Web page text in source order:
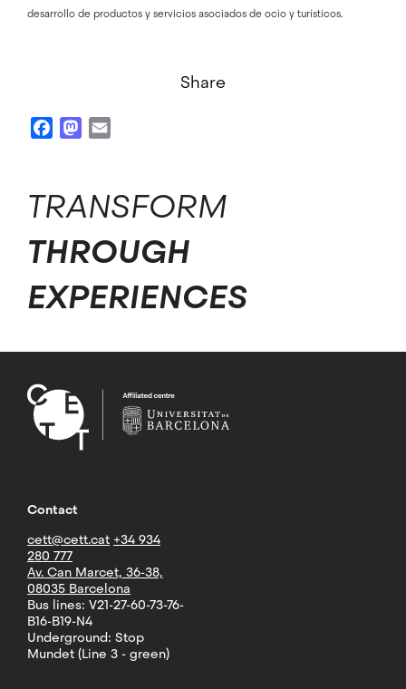
desarrollo de productos y servicios asociados de ocio y turísticos.
Share
FacebookMastodon
TRANSFORM
THROUGH
EXPERIENCES
Contact
cett@cett.cat +34 934
280 777
Av. Can Marcet, 36-38,
08035 Barcelona
Bus lines: V21-27-60-73-76-
B16-B19-N4
Underground: Stop
Mundet (Line 3 - green)